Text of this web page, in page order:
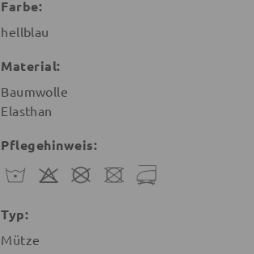
Farbe:
hellblau
Material:
Baumwolle
Elasthan
Pflegehinweis:
Typ:
Mütze